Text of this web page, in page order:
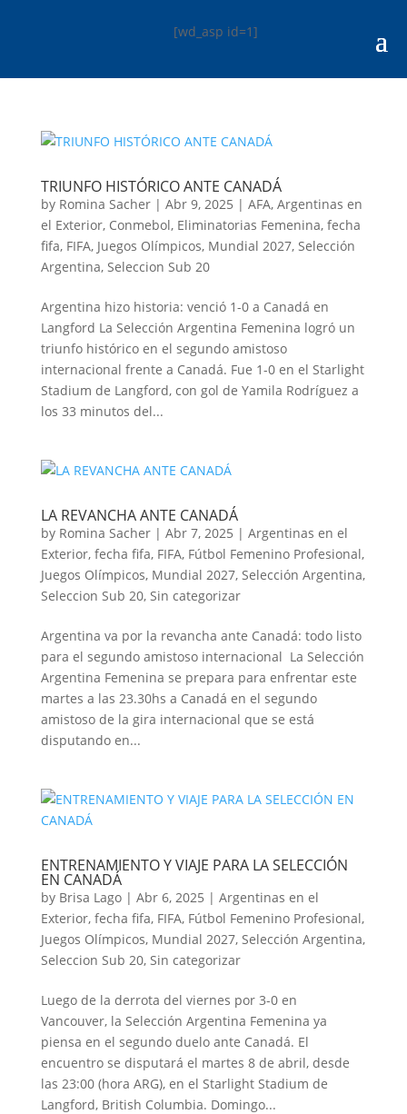
[wd_asp id=1]
TRIUNFO HISTÓRICO ANTE CANADÁ
by Romina Sacher| Abr 9, 2025 | AFA, Argentinas en
el Exterior, Conmebol, Eliminatorias Femenina, fecha
fifa, FIFA, Juegos Olímpicos, Mundial 2027, Selección
Argentina, Seleccion Sub 20
Argentina hizo historia: venció 1-0 a Canadá en
Langford La Selección Argentina Femenina logró un
triunfo histórico en el segundo amistoso
internacional frente a Canadá. Fue 1-0 en el Starlight
Stadium de Langford, con gol de Yamila Rodríguez a
los 33 minutos del...
LA REVANCHA ANTE CANADÁ
by Romina Sacher| Abr 7, 2025 | Argentinas en el
Exterior, fecha fifa, FIFA, Fútbol Femenino Profesional,
Juegos Olímpicos, Mundial 2027, Selección Argentina,
Seleccion Sub 20, Sin categorizar
Argentina va por la revancha ante Canadá: todo listo
para el segundo amistoso internacional La Selección
Argentina Femenina se prepara para enfrentar este
martes a las 23.30hs a Canadá en el segundo
amistoso de la gira internacional que se está
disputando en...
ENTRENAMIENTO Y VIAJE PARA LA SELECCIÓN
EN CANADÁ
by Brisa Lago| Abr 6, 2025 | Argentinas en el
Exterior, fecha fifa, FIFA, Fútbol Femenino Profesional,
Juegos Olímpicos, Mundial 2027, Selección Argentina,
Seleccion Sub 20, Sin categorizar
Luego de la derrota del viernes por 3-0 en
Vancouver, la Selección Argentina Femenina ya
piensa en el segundo duelo ante Canadá. El
encuentro se disputará el martes 8 de abril, desde
las 23:00 (hora ARG), en el Starlight Stadium de
Langford, British Columbia. Domingo...